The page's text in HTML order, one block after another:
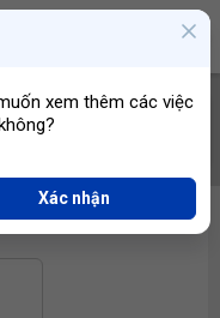
xem thêm các việc
Xác nhận